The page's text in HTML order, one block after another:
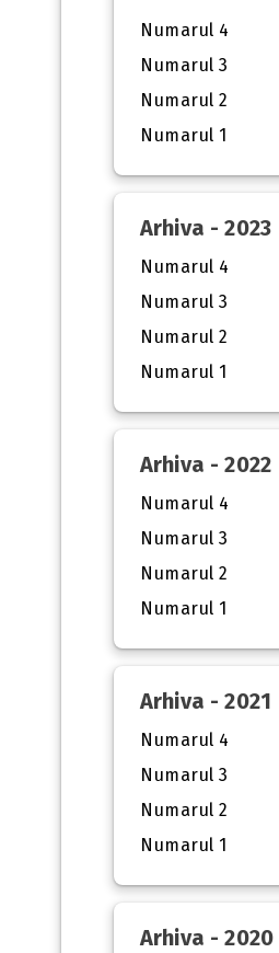
Numarul 4
Numarul 3
Numarul 2
Numarul 1
Arhiva - 2023
Numarul 4
Numarul 3
Numarul 2
Numarul 1
Arhiva - 2022
Numarul 4
Numarul 3
Numarul 2
Numarul 1
Arhiva - 2021
Numarul 4
Numarul 3
Numarul 2
Numarul 1
Arhiva - 2020